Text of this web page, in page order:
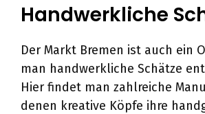
Handwerkliche
Der Markt Bremen ist auch ein
man handwerkliche Schätze
Hier findet man zahlreiche
denen kreative Köpfe ihre